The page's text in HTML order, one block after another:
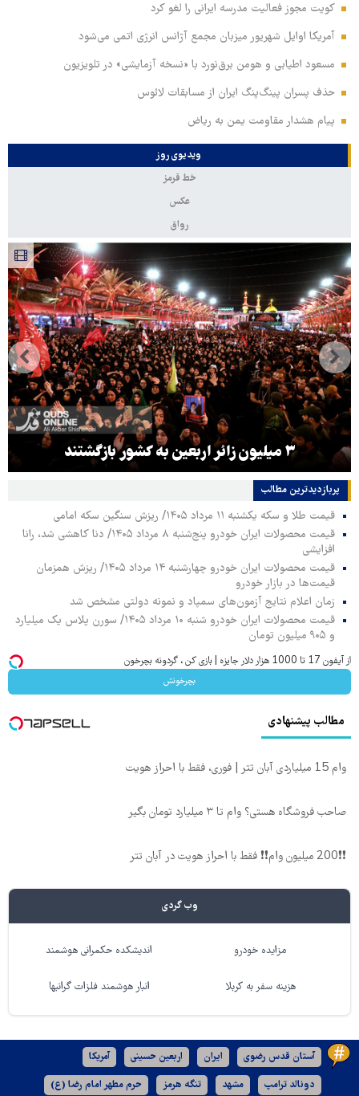
کویت مجوز فعالیت مدرسه ایرانی را لغو کرد
آمریکا اوایل شهریور میزبان مجمع آژانس انرژی اتمی می‌شود
مسعود اطیابی و هومن برق‌نورد با «نسخه آزمایشی» در تلویزیون
حذف پسران پینگ‌پنگ ایران از مسابقات لائوس
پیام هشدار مقاومت یمن به ریاض
ویدیوی روز
خط قرمز
عکس
رواق
۳ میلیون زائر اربعین به کشور بازگشتند
پربازدیدترین‌ مطالب
قیمت طلا و سکه یکشنبه ۱۱ مرداد ۱۴۰۵/ ریزش سنگین سکه امامی
قیمت محصولات ایران خودرو پنج‌شنبه ۸ مرداد ۱۴۰۵/ دنا کاهشی شد، رانا
افزایشی
قیمت محصولات ایران خودرو چهارشنبه ۱۴ مرداد ۱۴۰۵/ ریزش همزمان
قیمت‌ها در بازار خودرو
زمان اعلام نتایج آزمون‌های سمپاد و نمونه دولتی مشخص شد
قیمت محصولات ایران خودرو شنبه ۱۰ مرداد ۱۴۰۵/ سورن پلاس یک میلیارد
و ۹۰۵ میلیون تومان
از آیفون 17 تا 1000 هزار دلار جایزه | بازی کن ، گردونه بچرخون
بچرخونش
مطالب پیشنهادی
وام 15 میلیاردی آبان تتر | فوری، فقط با احراز هویت
صاحب فروشگاه هستی؟ وام تا ۳ میلیارد تومان بگیر
❗❗200 میلیون وام❗❗ فقط با احراز هویت در آبان تتر
وب گردی
مزایده خودرو اندیشکده حکمرانی هوشمند
هزینه سفر به کربلا انبار هوشمند فلزات گرانبها
آستان قدس رضوی ایران اربعین حسینی آمریکا
دونالد ترامپ مشهد تنگه هرمز حرم مطهر امام رضا (ع)